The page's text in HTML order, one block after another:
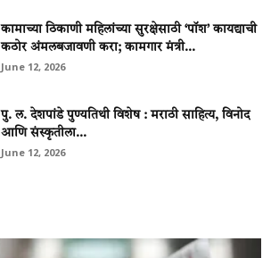
कामाच्या ठिकाणी महिलांच्या सुरक्षेसाठी ‘पॉश’ कायद्याची
कठोर अंमलबजावणी करा; कामगार मंत्री...
June 12, 2026
पु. ल. देशपांडे पुण्यतिथी विशेष : मराठी साहित्य, विनोद
आणि संस्कृतीला...
June 12, 2026